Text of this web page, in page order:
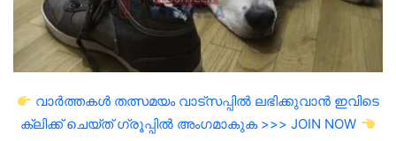
വാർത്തകൾ തത്സമയം വാട്സപ്പിൽ ലഭിക്കുവാൻ ഇവിടെ
ക്ലിക്ക് ചെയ്ത് ഗ്രൂപ്പിൽ അംഗമാകുക >>> JOIN NOW